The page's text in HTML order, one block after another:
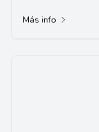
Más info